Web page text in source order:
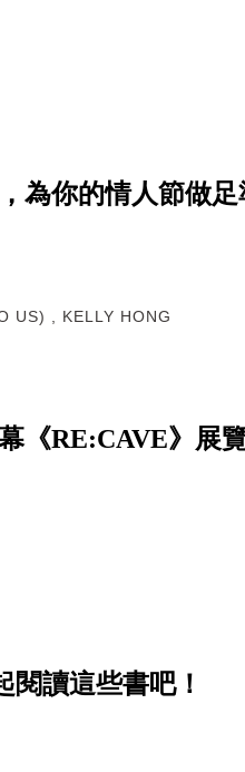
為你的情人節做足
US) , KELLY HONG
《RE:CAVE》展
閱讀這些書吧！